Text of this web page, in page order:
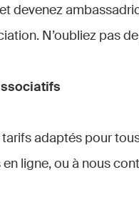
devenez
N’oubliez pas de
adaptés pour
ligne, ou à nous